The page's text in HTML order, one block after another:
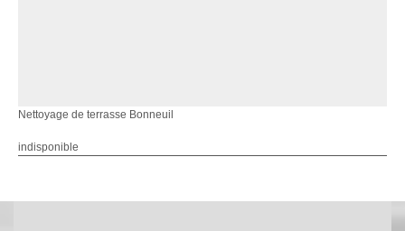
Nettoyage de terrasse Bonneuil
indisponible